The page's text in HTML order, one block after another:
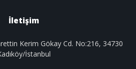
İletişim
Kerim Gökay Cd. No:216, 34730
İstanbul